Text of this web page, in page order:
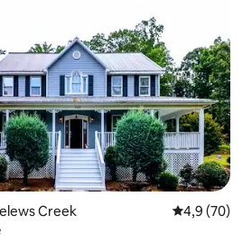
Creek
4,9 (70)